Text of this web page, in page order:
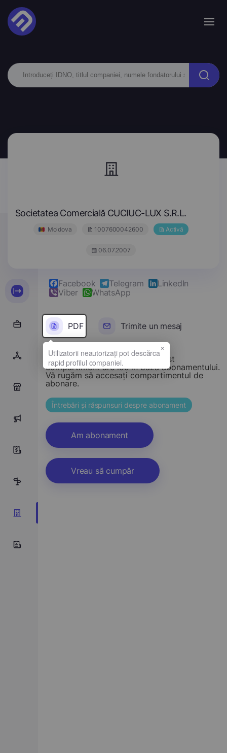
Societatea Comercială CUCIUC-LUX S.R.L.
Moldova 1007600042600 Activă
06.07.2007
1
Facebook Telegram
LinkedIn
Viber
WhatsApp
PDF Trimite un mesaj
Stimate vizitator, accesul la acest
compartiment are loc în baza abonamentului.
Vă rugăm să accesați compartimentul de
abonare.
Întrebări și răspunsuri despre abonament
Am abonament
Vreau să cumpăr
×